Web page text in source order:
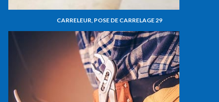
CARRELEUR, POSE DE CARRELAGE 29